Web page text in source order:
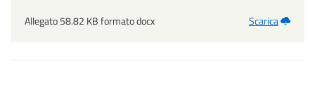
Allegato 58.82 KB formato docx Scarica